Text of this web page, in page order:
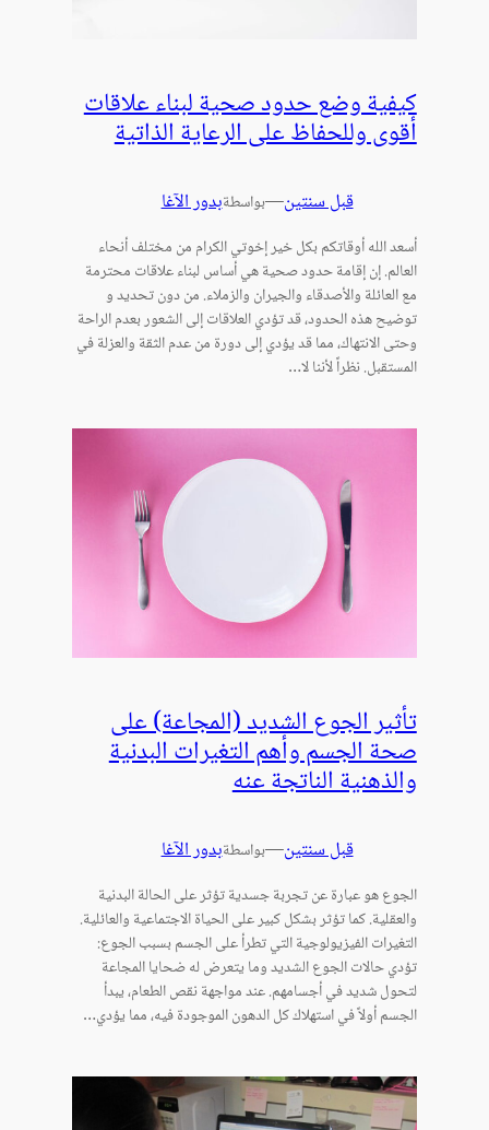
كيفية وضع حدود صحية لبناء علاقات
أقوى وللحفاظ على الرعاية الذاتية
قبل سنتين—بواسطةبدور الآغا
أسعد الله أوقاتكم بكل خير إخوتي الكرام من مختلف أنحاء
العالم. إن إقامة حدود صحية هي أساس لبناء علاقات محترمة
مع العائلة والأصدقاء والجيران والزملاء. من دون تحديد و
توضيح هذه الحدود، قد تؤدي العلاقات إلى الشعور بعدم الراحة
وحتى الانتهاك، مما قد يؤدي إلى دورة من عدم الثقة والعزلة في
المستقبل. نظراً لأننا لا…
تأثير الجوع الشديد (المجاعة) على
صحة الجسم وأهم التغيرات البدنية
والذهنية الناتجة عنه
قبل سنتين—بواسطةبدور الآغا
الجوع هو عبارة عن تجربة جسدية تؤثر على الحالة البدنية
والعقلية. كما تؤثر بشكل كبير على الحياة الاجتماعية والعائلية.
التغيرات الفيزيولوجية التي تطرأ على الجسم بسبب الجوع:
تؤدي حالات الجوع الشديد وما يتعرض له ضحايا المجاعة
لتحول شديد في أجسامهم. عند مواجهة نقص الطعام، يبدأ
الجسم أولاً في استهلاك كل الدهون الموجودة فيه، مما يؤدي…